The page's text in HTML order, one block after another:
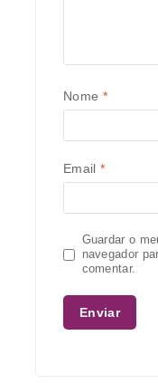
Nome *
Email *
Guardar o
navegador
comentar.